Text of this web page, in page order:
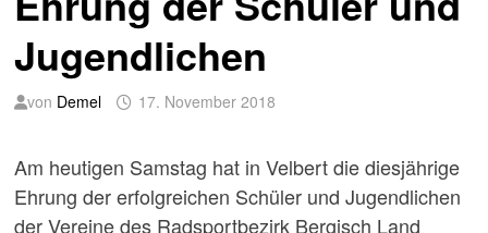
Jugendlichen
von Demel 17. November 2018
Am heutigen Samstag hat in Velbert die diesjährige
Ehrung der erfolgreichen Schüler und Jugendlichen
der Vereine des Radsportbezirk Bergisch Land